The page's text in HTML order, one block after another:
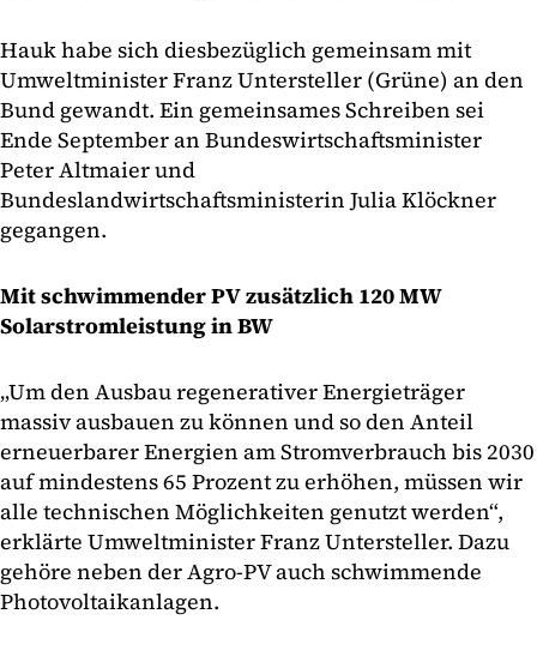
Hauk habe sich diesbezüglich gemeinsam mit
Umweltminister Franz Untersteller (Grüne) an den
Bund gewandt. Ein gemeinsames Schreiben sei
Ende September an Bundeswirtschaftsminister
Peter Altmaier und
Bundeslandwirtschaftsministerin Julia Klöckner
gegangen.
Mit schwimmender PV zusätzlich 120 MW
Solarstromleistung in BW
„Um den Ausbau regenerativer Energieträger
massiv ausbauen zu können und so den Anteil
erneuerbarer Energien am Stromverbrauch bis 2030
auf mindestens 65 Prozent zu erhöhen, müssen wir
alle technischen Möglichkeiten genutzt werden“,
erklärte Umweltminister Franz Untersteller. Dazu
gehöre neben der Agro-PV auch schwimmende
Photovoltaikanlagen.